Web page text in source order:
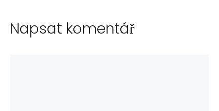
Napsat komentář